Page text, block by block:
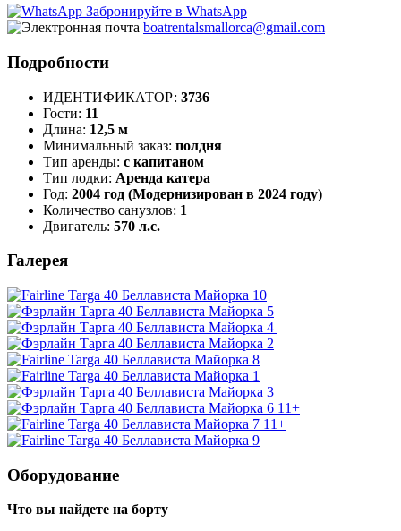
Забронируйте в WhatsApp
boatrentalsmallorca@gmail.com
Подробности
ИДЕНТИФИКАТОР: 3736
Гости: 11
Длина: 12,5 м
Минимальный заказ: полдня
Тип аренды: с капитаном
Тип лодки: Аренда катера
Год: 2004 год (Модернизирован в 2024 году)
Количество санузлов: 1
Двигатель: 570 л.с.
Галерея
11+
11+
Оборудование
Что вы найдете на борту